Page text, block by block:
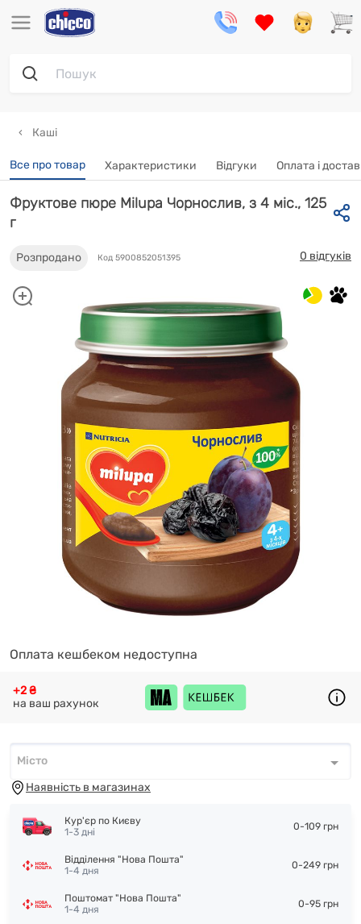
Каші
Все про товар Характеристики Відгуки Oплата і
Фруктове пюре Milupa Чорнослив, з 4 міс., 125
г
Розпродано Код 5900852051395 0 відгуків
Оплата кешбеком недоступна
+2 ₴
на ваш рахунок
Місто*
Місто
Наявність в магазинах
Кур'єр по Києву
1-3 дні
0-109 грн
Відділення "Нова Пошта"
1-4 дня
0-249 грн
Поштомат "Нова Пошта"
1-4 дня
0-95 грн